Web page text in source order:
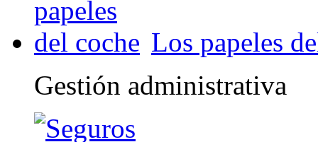
Los papeles
Gestión administrativa